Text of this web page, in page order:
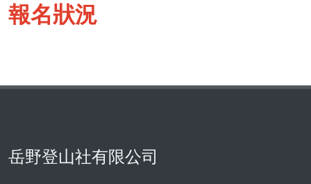
報名狀況
岳野登山社有限公司